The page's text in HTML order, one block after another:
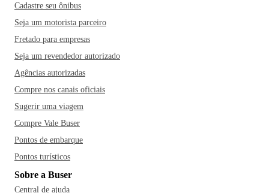
Cadastre seu ônibus
Seja um motorista parceiro
Fretado para empresas
Seja um revendedor autorizado
Agências autorizadas
Compre nos canais oficiais
Sugerir uma viagem
Compre Vale Buser
Pontos de embarque
Pontos turísticos
Sobre a Buser
Central de ajuda